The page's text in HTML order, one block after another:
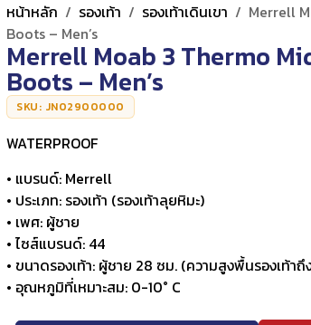
หน้าหลัก / รองเท้า / รองเท้าเดินเขา / Merrell
Boots – Men’s
Merrell Moab 3 Thermo
Boots – Men’s
SKU: JN02900000
WATERPROOF
• แบรนด์: Merrell
• ประเภท: รองเท้า (รองเท้าลุยหิมะ)
• เพศ: ผู้ชาย
• ไซส์แบรนด์: 44
• ขนาดรองเท้า: ผู้ชาย 28 ซม. (ความสูงพื้นรองเท้าถึ
• อุณหภูมิที่เหมาะสม: 0-10° C